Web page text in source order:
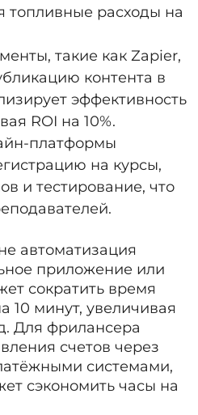
топливные расходы на
такие как Zapier,
контента в
эффективность
ROI на 10%.
платформы
на курсы,
и тестирование, что
автоматизация
приложение или
сократить время
10 минут, увеличивая
Для фрилансера
счетов через
системами,
сэкономить часы на